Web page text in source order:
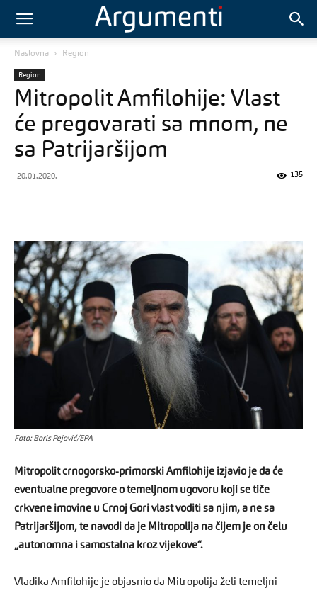
Naslovna Region
Region
Mitropolit Amfilohije: Vlast
će pregovarati sa mnom, ne
sa Patrijaršijom
20.01.2020. 135
Foto: Boris Pejović/EPA
Mitropolit crnogorsko-primorski Amfilohije izjavio je da će
eventualne pregovore o temeljnom ugovoru koji se tiče
crkvene imovine u Crnoj Gori vlast voditi sa njim, a ne sa
Patrijaršijom, te navodi da je Mitropolija na čijem je on čelu
„autonomna i samostalna kroz vijekove“.
Vladika Amfilohije je objasnio da Mitropolija želi temeljni